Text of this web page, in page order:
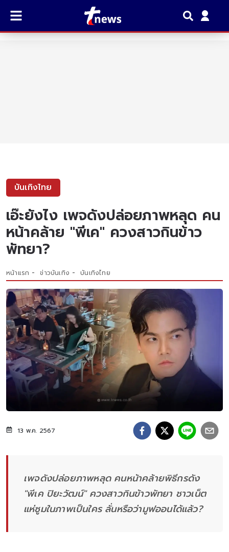
บันเทิงไทย
เอ๊ะยังไง เพจดังปล่อยภาพหลุด คน
หน้าคล้าย "พีเค" ควงสาวกินข้าว
พัทยา?
หน้าแรก ข่าวบันเทิง บันเทิงไทย
13 พ.ค. 2567
เพจดังปล่อยภาพหลุด คนหน้าคล้ายพิธีกรดัง
"พีเค ปิยะวัฒน์" ควงสาวกินข้าวพัทยา ชาวเน็ต
แห่ซูมในภาพเป็นใคร ลั่นหรือว่ามูฟออนได้แล้ว?